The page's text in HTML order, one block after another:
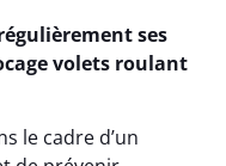
ses
volets roulant
le cadre d’un